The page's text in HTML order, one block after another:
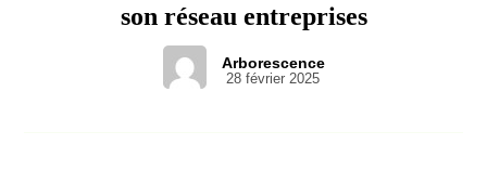
son réseau entreprises
Arborescence
28 février 2025